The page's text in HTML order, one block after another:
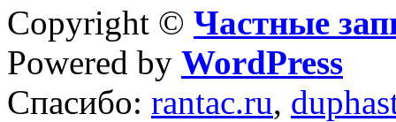
Copyright © Частные
Powered by WordPress
Спасибо: rantac.ru,